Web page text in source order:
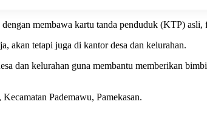
membawa kartu tanda penduduk (KTP)
akan tetapi juga di kantor desa dan kelurahan.
dan kelurahan guna membantu memberikan
Pademawu, Pamekasan.